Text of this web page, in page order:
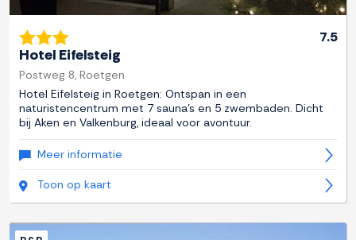
7.5
Hotel Eifelsteig
Postweg 8, Roetgen
Hotel Eifelsteig in Roetgen: Ontspan in een
naturistencentrum met 7 sauna's en 5 zwembaden. Dicht
bij Aken en Valkenburg, ideaal voor avontuur.
Meer informatie
Toon op kaart